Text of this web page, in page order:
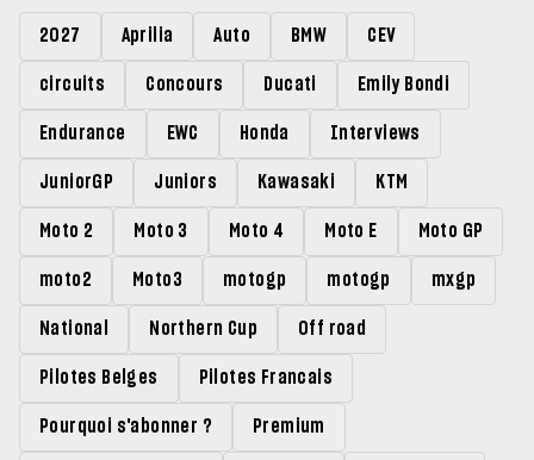
2027 Aprilia Auto BMW CEV
circuits Concours Ducati Emily Bondi
Endurance EWC Honda Interviews
JuniorGP Juniors Kawasaki KTM
Moto 2 Moto 3 Moto 4 Moto E Moto GP
moto2 Moto3 motogp motogp mxgp
National Northern Cup Off road
Pilotes Belges Pilotes Francais
Pourquoi s'abonner ? Premium